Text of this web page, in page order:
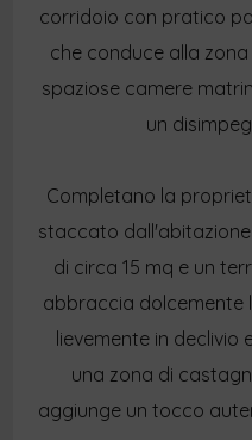
corridoio con pratico
che conduce alla
spaziose camere
un
Completano la
staccato
di circa 15 mq e un
abbraccia dolcemente
lievemente in
una zona di
aggiunge un tocco